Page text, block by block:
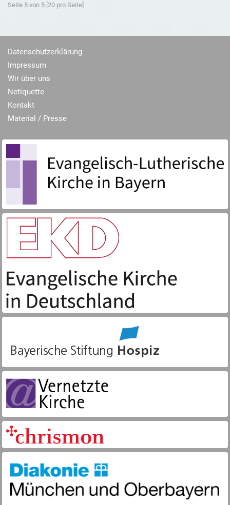
Seite 5 von 5 [20 pro Seite]
Datenschutzerklärung
Impressum
Wir über uns
Netiquette
Kontakt
Material / Presse